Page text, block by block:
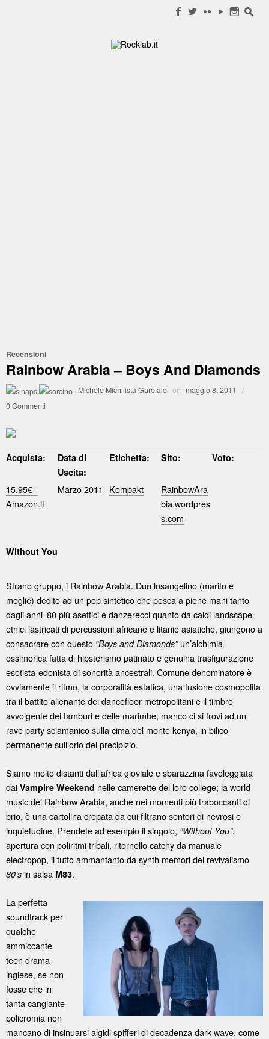
f w c y n s
Recensioni
Rainbow Arabia – Boys And Diamonds
· Michele Michilista Garofalo on maggio 8, 2011
/
0 Commenti
Acquista:
Data di
Uscita:
Etichetta: Sito: Voto:
15,95€ -
Amazon.it
Marzo 2011 Kompakt
RainbowAra
bia.wordpres
s.com
Without You
Strano gruppo, i Rainbow Arabia. Duo losangelino (marito e
moglie) dedito ad un pop sintetico che pesca a piene mani tanto
dagli anni ’80 più asettici e danzerecci quanto da caldi landscape
etnici lastricati di percussioni africane e litanie asiatiche, giungono a
consacrare con questo “Boys and Diamonds”un’alchimia
ossimorica fatta di hipsterismo patinato e genuina trasfigurazione
esotista-edonista di sonorità ancestrali. Comune denominatore è
ovviamente il ritmo, la corporalità estatica, una fusione cosmopolita
tra il battito alienante dei dancefloor metropolitani e il timbro
avvolgente dei tamburi e delle marimbe, manco ci si trovi ad un
rave party sciamanico sulla cima del monte kenya, in bilico
permanente sull’orlo del precipizio.
Siamo molto distanti dall’africa gioviale e sbarazzina favoleggiata
dai Vampire Weekend nelle camerette del loro college; la world
music dei Rainbow Arabia, anche nei momenti più traboccanti di
brio, è una cartolina crepata da cui filtrano sentori di nevrosi e
inquietudine. Prendete ad esempio il singolo, “Without You”:
apertura con poliritmi tribali, ritornello catchy da manuale
electropop, il tutto ammantanto da synth memori del revivalismo
80’s in salsa M83.
La perfetta
soundtrack per
qualche
ammiccante
teen drama
inglese, se non
fosse che in
tanta cangiante
policromia non
mancano di insinuarsi algidi spifferi di decadenza dark wave, come